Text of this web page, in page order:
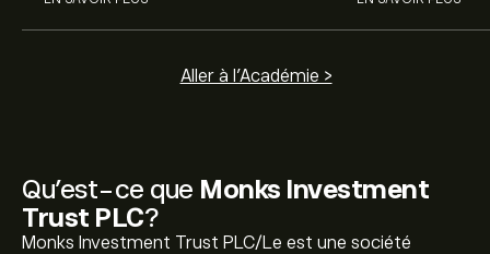
Qu’est-ce que Monks Investment
Trust PLC?
Monks Investment Trust PLC/Le est une société
Aller à l'Académie >